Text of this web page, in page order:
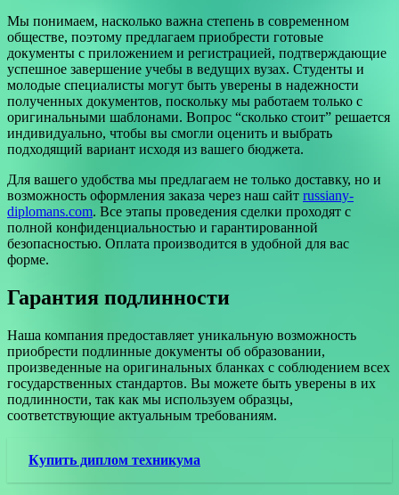
Мы понимаем, насколько важна степень в современном
обществе, поэтому предлагаем приобрести готовые
документы с приложением и регистрацией, подтверждающие
успешное завершение учебы в ведущих вузах. Студенты и
молодые специалисты могут быть уверены в надежности
полученных документов, поскольку мы работаем только с
оригинальными шаблонами. Вопрос “сколько стоит” решается
индивидуально, чтобы вы смогли оценить и выбрать
подходящий вариант исходя из вашего бюджета.
Для вашего удобства мы предлагаем не только доставку, но и
возможность оформления заказа через наш сайт russiany-
diplomans.com. Все этапы проведения сделки проходят с
полной конфиденциальностью и гарантированной
безопасностью. Оплата производится в удобной для вас
форме.
Гарантия подлинности
Наша компания предоставляет уникальную возможность
приобрести подлинные документы об образовании,
произведенные на оригинальных бланках с соблюдением всех
государственных стандартов. Вы можете быть уверены в их
подлинности, так как мы используем образцы,
соответствующие актуальным требованиям.
Купить диплом техникума